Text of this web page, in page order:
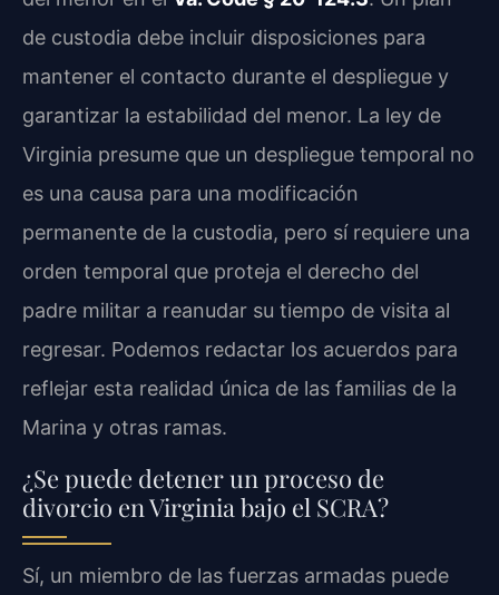
de custodia debe incluir disposiciones para
mantener el contacto durante el despliegue y
garantizar la estabilidad del menor. La ley de
Virginia presume que un despliegue temporal no
es una causa para una modificación
permanente de la custodia, pero sí requiere una
orden temporal que proteja el derecho del
padre militar a reanudar su tiempo de visita al
regresar. Podemos redactar los acuerdos para
reflejar esta realidad única de las familias de la
Marina y otras ramas.
¿Se puede detener un proceso de
divorcio en Virginia bajo el SCRA?
Sí, un miembro de las fuerzas armadas puede